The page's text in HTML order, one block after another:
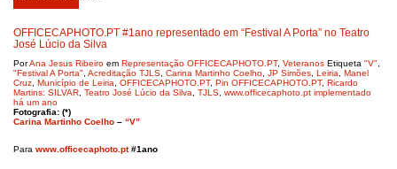
OFFICECAPHOTO.PT #1ano representado em “Festival A Porta” no Teatro
José Lúcio da Silva
PorAna Jesus Ribeiro em Representação OFFICECAPHOTO.PT, Veteranos Etiqueta "V"
"Festival A Porta" Acreditação TJLS Carina Martinho Coelho JP Simões Leiria
Manel
Cruz Município de Leiria OFFICECAPHOTO.PT, Pin OFFICECAPHOTO.PT, Ricardo
Martins: SILVAR Teatro José Lúcio da Silva TJLS www.officecaphoto.pt implementado
há um ano
Fotografia: (*)
Carina Martinho Coelho – “V”
Para www.officecaphoto.pt#1ano